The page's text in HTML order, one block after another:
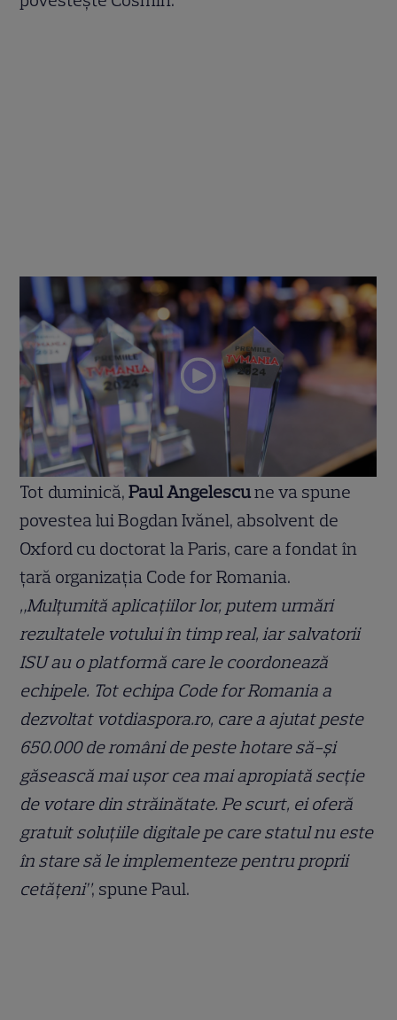
Tot duminică,Paul Angelescune va spune
povestea lui Bogdan Ivănel, absolvent de
Oxford cu doctorat la Paris, care a fondat în
țară organizația Code for Romania.
„Mulțumită aplicațiilor lor, putem urmări
rezultatele votului în timp real, iar salvatorii
ISU au o platformă care le coordonează
echipele. Tot echipa Code for Romania a
dezvoltat votdiaspora.ro, care a ajutat peste
650.000 de români de peste hotare să-și
găsească mai ușor cea mai apropiată secție
de votare din străinătate. Pe scurt, ei oferă
gratuit soluțiile digitale pe care statul nu este
în stare să le implementeze pentru proprii
cetățeni”, spune Paul.